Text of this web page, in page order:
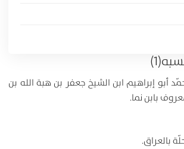
أبو إبراهيم ابن الشيخ جعفر بن هبة الله بن
بابن نما.